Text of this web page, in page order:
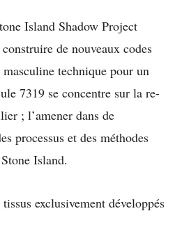
Island Shadow Project
de nouveaux codes
masculine technique pour un
7319 se concentre sur la re-
; l’amener dans de
processus et des méthodes
Island.
exclusivement développés